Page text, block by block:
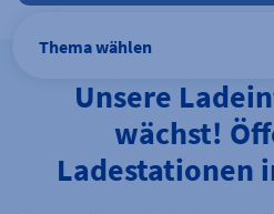
Thema wählen
Unsere
wächst!
Ladestationen